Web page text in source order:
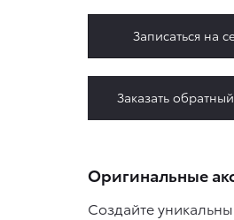
Записаться на
Заказать
Оригинальные
Создайте